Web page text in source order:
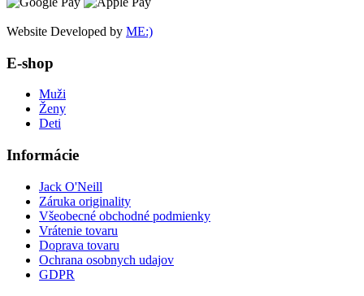
Website Developed by ME:)
E-shop
Muži
Ženy
Deti
Informácie
Jack O'Neill
Záruka originality
Všeobecné obchodné podmienky
Vrátenie tovaru
Doprava tovaru
Ochrana osobnych udajov
GDPR